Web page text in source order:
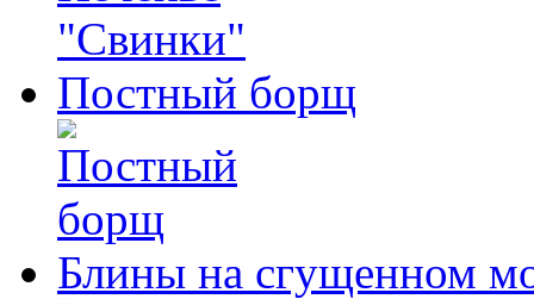
Постный борщ
Блины на сгущенном